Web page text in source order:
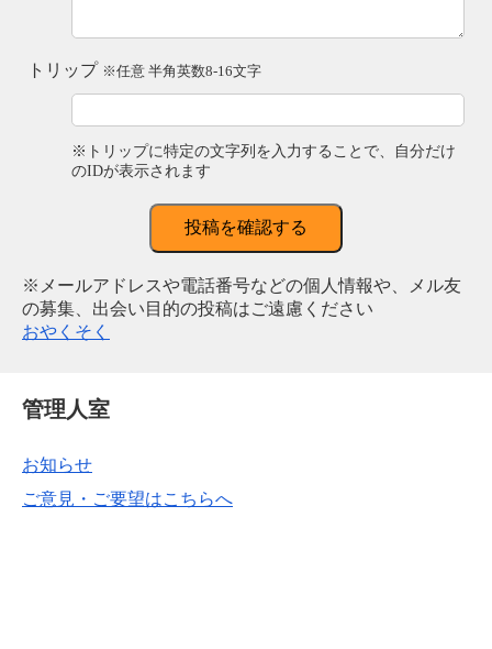
トリップ ※任意 半角英数8-16文字
※トリップに特定の文字列を入力することで、自分だけ
のIDが表示されます
投稿を確認する
※メールアドレスや電話番号などの個人情報や、メル友
の募集、出会い目的の投稿はご遠慮ください
おやくそく
管理人室
お知らせ
ご意見・ご要望はこちらへ